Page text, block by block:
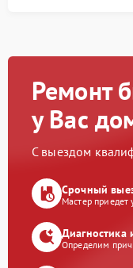
Ремонт
у Вас
С выездом
Срочный
Мастер
Диагностика
Определим